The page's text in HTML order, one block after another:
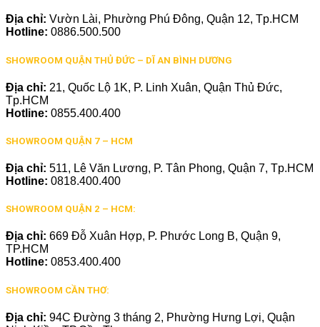
Địa chỉ: Vườn Lài, Phường Phú Đông, Quận 12, Tp.HCM
Hotline: 0886.500.500
SHOWROOM QUẬN THỦ ĐỨC – DĨ AN BÌNH DƯƠNG
Địa chỉ: 21, Quốc Lộ 1K, P. Linh Xuân, Quận Thủ Đức,
Tp.HCM
Hotline: 0855.400.400
SHOWROOM QUẬN 7 – HCM
Địa chỉ: 511, Lê Văn Lương, P. Tân Phong, Quận 7, Tp.HCM
Hotline: 0818.400.400
SHOWROOM QUẬN 2 – HCM:
Địa chỉ: 669 Đỗ Xuân Hợp, P. Phước Long B, Quận 9,
TP.HCM
Hotline: 0853.400.400
SHOWROOM CẦN THƠ:
Địa chỉ: 94C Đường 3 tháng 2, Phường Hưng Lợi, Quận